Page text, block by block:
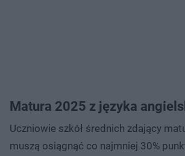
Matura 2025 z języka
Uczniowie szkół średnich zdający
muszą osiągnąć co najmniej 30%